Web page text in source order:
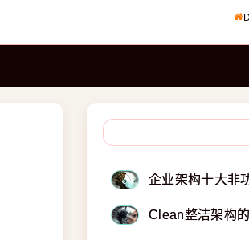
企业架构十大非
Clean整洁架构